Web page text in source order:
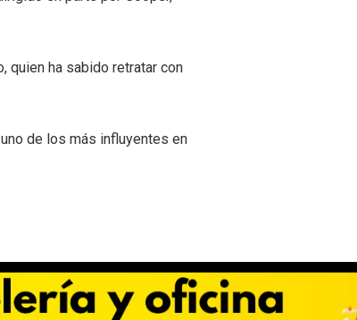
quien ha sabido retratar con
de los más influyentes en